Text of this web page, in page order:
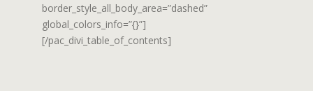
border_style_all_body_area=”dashed”
global_colors_info=”{}”]
[/pac_divi_table_of_contents]